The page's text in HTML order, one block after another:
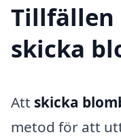
Tillfällen
skicka
Att skicka
metod för att